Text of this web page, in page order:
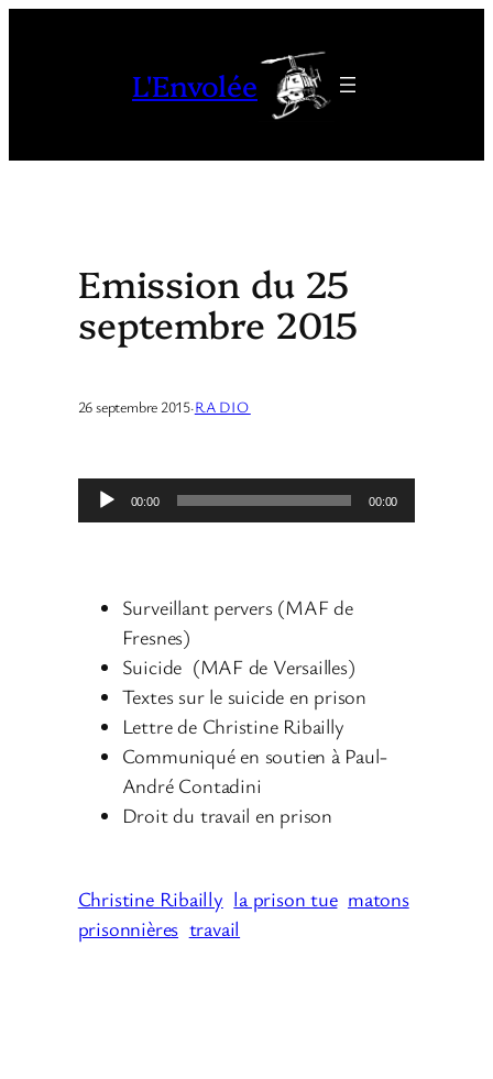
L'Envolée
Emission du 25
septembre 2015
26 septembre 2015·RADIO
e
00:00 00:00
Surveillant pervers (MAF de
Fresnes)
Suicide (MAF de Versailles)
Textes sur le suicide en prison
Lettre de Christine Ribailly
Communiqué en soutien à Paul-
André Contadini
Droit du travail en prison
Christine Ribailly la prison tue matons
prisonnières travail